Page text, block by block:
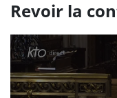
Revoir la